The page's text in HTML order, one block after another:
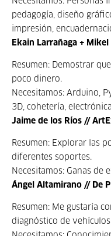
pedagogía, diseño
impresión,
Ekain Larrañaga +
Resumen: Demostrar
poco dinero.
Necesitamos: Arduino,
3D, cohetería,
Jaime de los Ríos //
Resumen: Explorar las
diferentes soportes.
Necesitamos: Ganas de
Ángel Altamirano // De
Resumen: Me gustaría
diagnóstico de